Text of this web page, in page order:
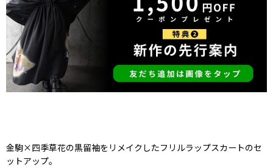
金駒×四季草花の黒留袖をリメイクしたフリルラップスカートのセ
ットアップ。